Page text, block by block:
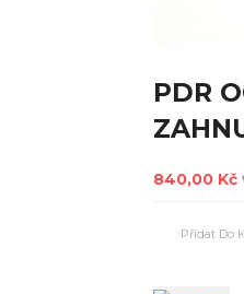
PDR
840,00 Kč